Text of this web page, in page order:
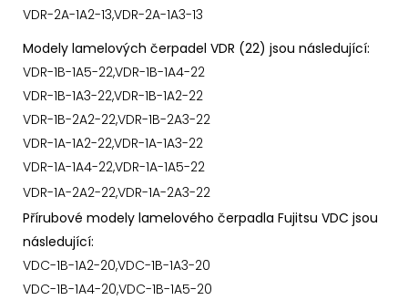
VDR-2A-1A2-13,VDR-2A-1A3-13
Modely lamelových čerpadel VDR (22) jsou následující:
VDR-1B-1A5-22,VDR-1B-1A4-22
VDR-1B-1A3-22,VDR-1B-1A2-22
VDR-1B-2A2-22,VDR-1B-2A3-22
VDR-1A-1A2-22,VDR-1A-1A3-22
VDR-1A-1A4-22,VDR-1A-1A5-22
VDR-1A-2A2-22,VDR-1A-2A3-22
Přírubové modely lamelového čerpadla Fujitsu VDC jsou
následující:
VDC-1B-1A2-20,VDC-1B-1A3-20
VDC-1B-1A4-20,VDC-1B-1A5-20